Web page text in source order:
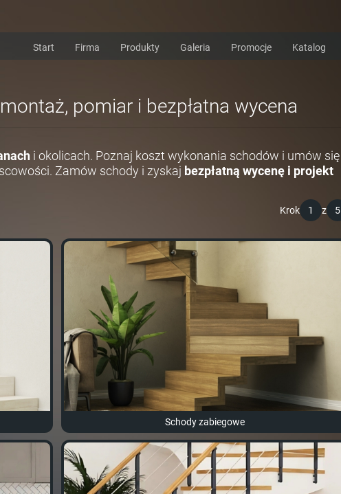
Start Firma Produkty Galeria Promocje Katalog
pomiar i bezpłatna wycena
i okolicach. Poznaj koszt wykonania schodów i umów się
Zamów schody i zyskaj bezpłatną wycenę i projekt
Krok 1 z 5
Schody zabiegowe